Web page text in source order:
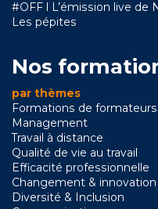
#OFF l L’émission live de
Les pépites
Nos
par thèmes
Formations de formateurs
Management
Travail à distance
Qualité de vie au travail
Efficacité professionnelle
Changement & innovation
Diversité & Inclusion